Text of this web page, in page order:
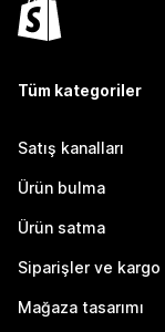
Tüm kategoriler
Satış kanalları
Ürün bulma
Ürün satma
Siparişler ve kargo
Mağaza tasarımı